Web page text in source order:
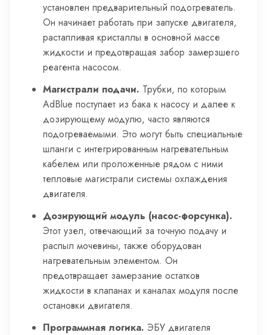
установлен предварительный подогреватель.
Он начинает работать при запуске двигателя,
растапливая кристаллы в основной массе
жидкости и предотвращая забор замерзшего
реагента насосом.
Магистрали подачи. Трубки, по которым
AdBlue поступает из бака к насосу и далее к
дозирующему модулю, часто являются
подогреваемыми. Это могут быть специальные
шланги с интегрированным нагревательным
кабелем или проложенные рядом с ними
тепловые магистрали системы охлаждения
двигателя.
Дозирующий модуль (насос-форсунка).
Этот узел, отвечающий за точную подачу и
распыл мочевины, также оборудован
нагревательным элементом. Он
предотвращает замерзание остатков
жидкости в клапанах и каналах модуля после
остановки двигателя.
Программная логика. ЭБУ двигателя